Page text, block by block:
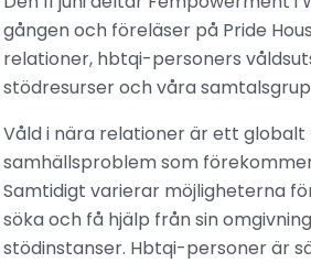
gången och föreläser på Pride
relationer, hbtqi-personers
stödresurser och våra
Våld i nära relationer är ett
samhällsproblem som
Samtidigt varierar möjligheterna
söka och få hjälp från sin
stödinstanser. Hbtqi-personer är